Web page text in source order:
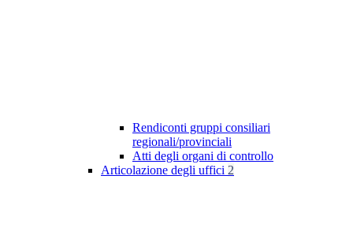
Rendiconti gruppi consiliari
regionali/provinciali
Atti degli organi di controllo
Articolazione degli uffici 2